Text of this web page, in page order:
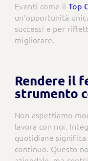
Eventi come il Top
un’opportunità
successi e per
migliorare.
Rendere il
strumento
Non aspettiamo
lavora con noi.
quotidiane
continuo. Questo